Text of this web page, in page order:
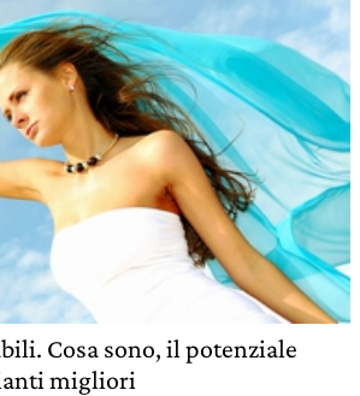
Cosa sono, il potenziale
migliori